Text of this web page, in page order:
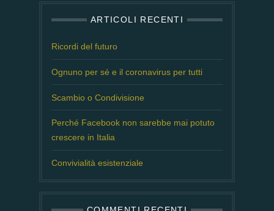
ARTICOLI RECENTI
Ricordi del futuro
Ognuno per sé e il coronavirus per tutti
Scambio o Condivisione
Perché Facebook non sarebbe mai potuto
crescere in Italia
Convivialità esistenziale